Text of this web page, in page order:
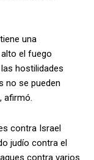
una
el fuego
hostilidades
no se pueden
afirmó.
contra Israel
judío contra el
contra varios